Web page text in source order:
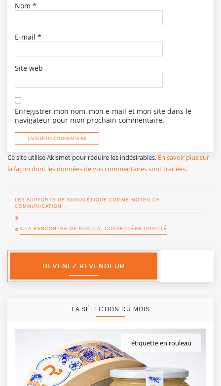
Nom *
E-mail *
Site web
Enregistrer mon nom, mon e-mail et mon site dans le
navigateur pour mon prochain commentaire.
Ce site utilise Akismet pour réduire les indésirables. En savoir plus sur
la façon dont les données de vos commentaires sont traitées.
LES SUPPORTS DE SIGNALÉTIQUE COMME MOYEN DE
COMMUNICATION
À LA RENCONTRE DE MONICA, CONSEILLÈRE QUALITÉ
LA SÉLECTION DU MOIS
étiquette en rouleau